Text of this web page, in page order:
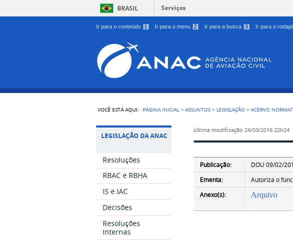
Ir para o conteúdo 1 Ir para o menu 2 Ir para a busca 3 Ir para o
BRASIL Serviços
VOCÊ ESTÁ AQUI: PÁGINA INICIAL >ASSUNTOS > LEGISLAÇÃO >ACERVO
LEGISLAÇÃO DA ANAC
Resoluções
RBAC e RBHA
IS e IAC
Decisões
Resoluções
Internas
última modificação 24/03/2016 22h24
Publicação:
DOU 09/02/
Ementa:
Autoriza o
Anexo(s):
Arquivo